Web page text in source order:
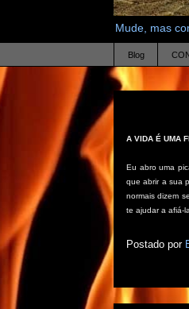
Mude, mas
Blog
A VIDA É UMA
Eu abro uma
que abrir a sua
normais dizem
te ajudar a afiá-
Postado por